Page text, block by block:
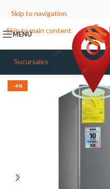
Skip to navigation
Skip to main content
MENÚ
Sucursales
-4%